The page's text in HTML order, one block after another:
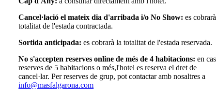
Cancel·lació el mateix dia d'arribada i/o No Show: es
totalitat de l'estada contractada.
Sortida anticipada: es cobrarà la totalitat de l'estada reservada.
No s'accepten reserves online de més de 4 habitacions: en
reserves de 5 habitacions o més,l'hotel es reserva el dret de
cancel·lar. Per reserves de grup, pot contactar amb nosaltres a
info@masfalgarona.com